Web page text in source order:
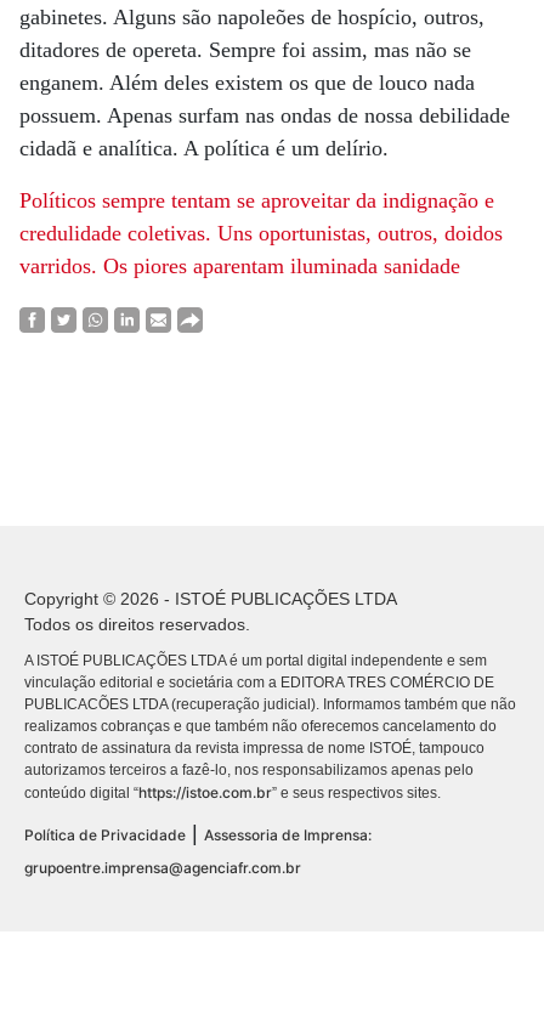
gabinetes. Alguns são napoleões de hospício, outros,
ditadores de opereta. Sempre foi assim, mas não se
enganem. Além deles existem os que de louco nada
possuem. Apenas surfam nas ondas de nossa debilidade
cidadã e analítica. A política é um delírio.
Políticos sempre tentam se aproveitar da indignação e
credulidade coletivas. Uns oportunistas, outros, doidos
varridos. Os piores aparentam iluminada sanidade
Copyright © 2026 - ISTOÉ PUBLICAÇÕES LTDA
Todos os direitos reservados.
A ISTOÉ PUBLICAÇÕES LTDA é um portal digital independente e sem
vinculação editorial e societária com a EDITORA TRES COMÉRCIO DE
PUBLICACÕES LTDA (recuperação judicial). Informamos também que não
realizamos cobranças e que também não oferecemos cancelamento do
contrato de assinatura da revista impressa de nome ISTOÉ, tampouco
autorizamos terceiros a fazê-lo, nos responsabilizamos apenas pelo
conteúdo digital “https://istoe.com.br” e seus respectivos sites.
Política de Privacidade
Assessoria de Imprensa:
grupoentre.imprensa@agenciafr.com.br